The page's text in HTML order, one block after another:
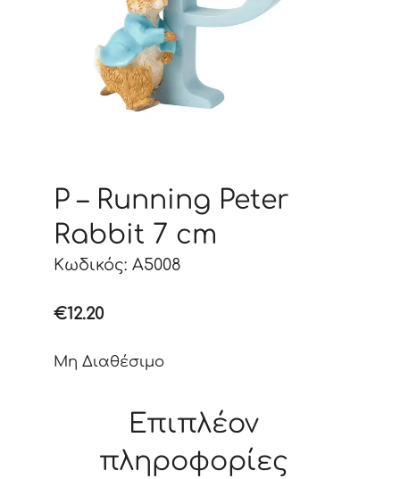
P – Running Peter
Rabbit 7 cm
Κωδικός: A5008
€12.20
Μη Διαθέσιμο
Επιπλέον
πληροφορίες